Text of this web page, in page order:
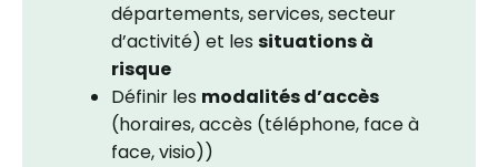
départements, services, secteur
d’activité) et les situations à
risque
Définir les modalités d’accès
(horaires, accès (téléphone, face à
face, visio))